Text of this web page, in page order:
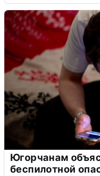
Югорчанам
беспилотной